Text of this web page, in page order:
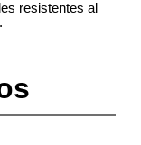
resistentes al
.